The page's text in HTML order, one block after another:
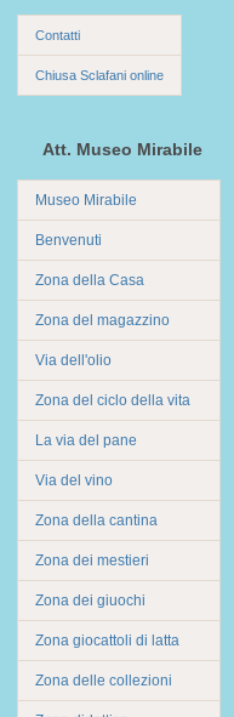
Contatti
Chiusa Sclafani online
Att. Museo Mirabile
Museo Mirabile
Benvenuti
Zona della Casa
Zona del magazzino
Via dell'olio
Zona del ciclo della vita
La via del pane
Via del vino
Zona della cantina
Zona dei mestieri
Zona dei giuochi
Zona giocattoli di latta
Zona delle collezioni